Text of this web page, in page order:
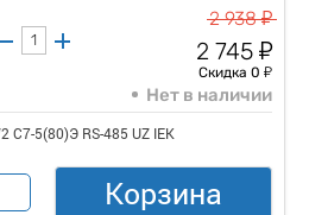
2 938у
2 745 у
Скидка 0 у
Нет в наличии
С7-5(80)Э RS-485 UZ IEK
Корзина